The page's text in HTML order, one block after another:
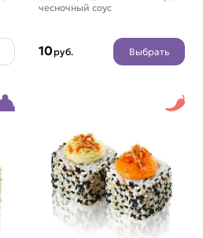
чесночный соус
10руб. Выбрать